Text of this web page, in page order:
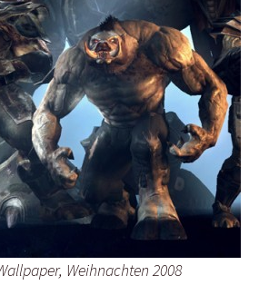
Weihnachten 2008